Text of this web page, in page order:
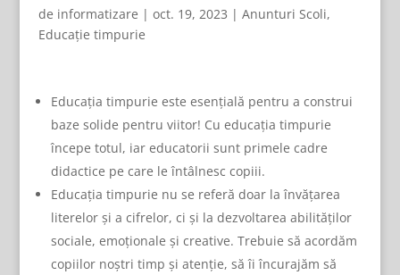
de informatizare | oct. 19, 2023 | Anunturi Scoli,
Educație timpurie
Educația timpurie este esențială pentru a construi
baze solide pentru viitor! Cu educația timpurie
începe totul, iar educatorii sunt primele cadre
didactice pe care le întâlnesc copiii.
Educația timpurie nu se referă doar la învățarea
literelor și a cifrelor, ci și la dezvoltarea abilităților
sociale, emoționale și creative. Trebuie să acordăm
copiilor noștri timp și atenție, să îi încurajăm să